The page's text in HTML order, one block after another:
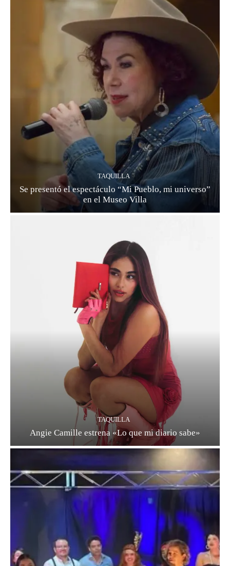
TAQUILLA
Se presentó el espectáculo “Mi Pueblo, mi universo”
en el Museo Villa
TAQUILLA
Angie Camille estrena «Lo que mi diario sabe»